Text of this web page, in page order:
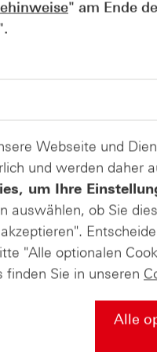
sind hoch
@hsbc_de auf
Instagram
Märkte & Analysen
" am Ende
Webseite und
und werden daher
um Ihre
auswählen, ob Sie
"Alle optionalen
Sie in unseren
Alle